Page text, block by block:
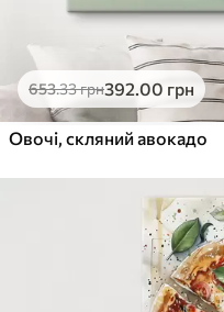
653.33грн392.00 грн
Овочі, скляний авокадо